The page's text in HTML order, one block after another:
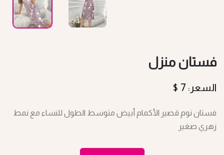
فستان منزل
السعر: 7 $
فستان نوم قصير الأكمام أبيض متوسط الطول للنساء مع نمط
زهري صغير